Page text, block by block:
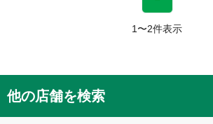
1 〜2件表示
他の店舗を検索